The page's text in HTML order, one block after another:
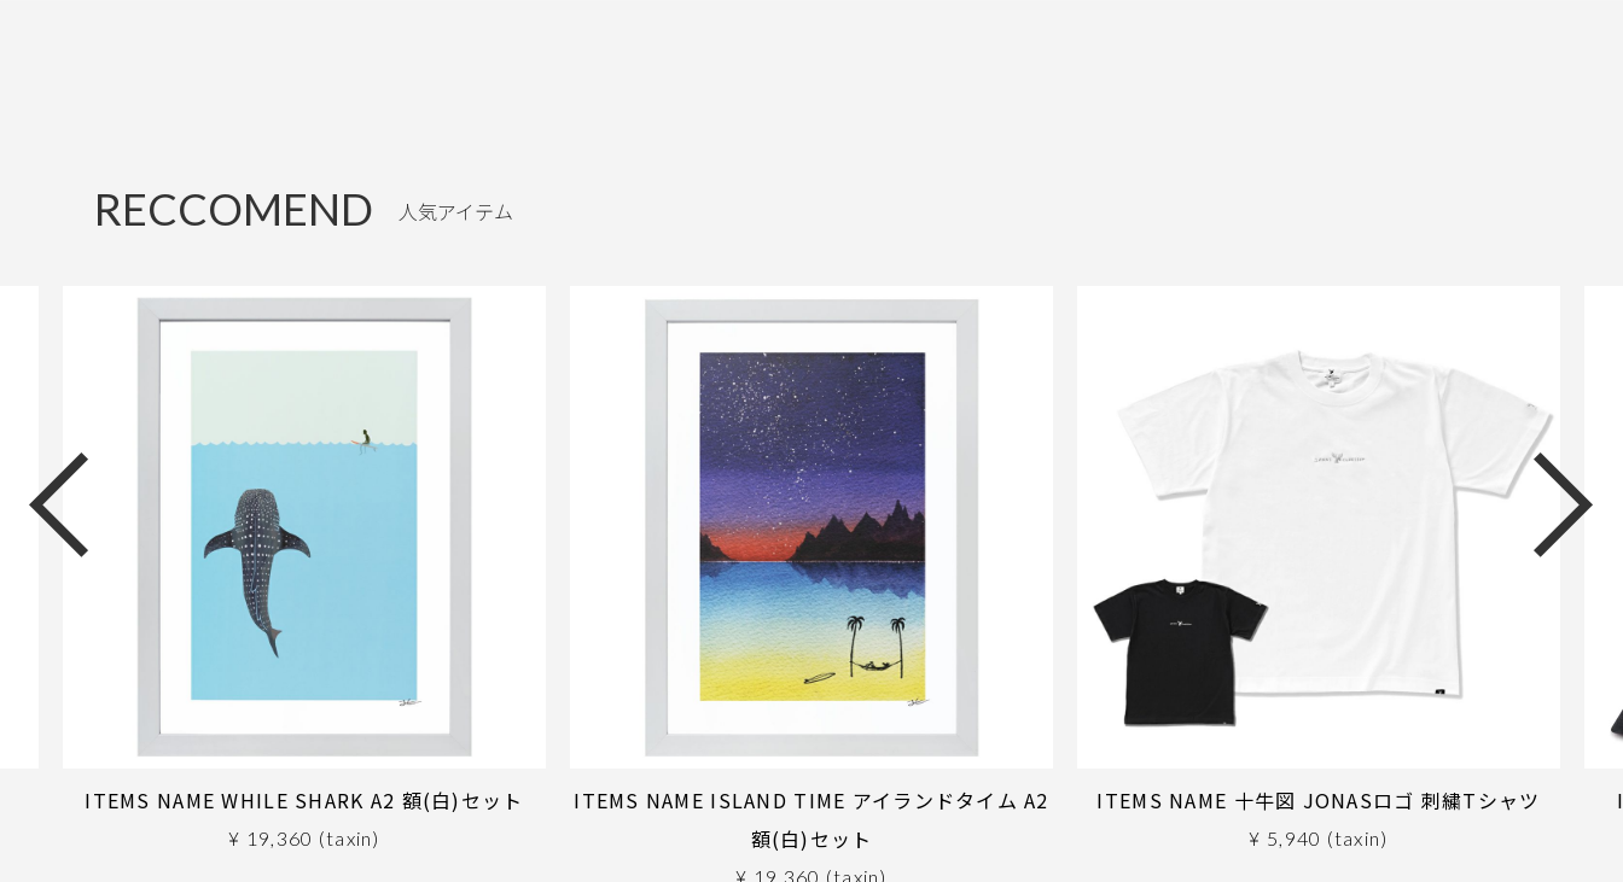
RECCOMEND 人気アイテム
ITEMS NAME WHILE SHARK A2 額(白)セット
¥ 19,360 (taxin)
ITEMS NAME ISLAND TIME アイランドタイム A2
額(白)セット
¥ 19,360 (taxin)
ITEMS NAME 十牛図 JONASロゴ 刺繍Tシャツ
¥ 5,940 (taxin)